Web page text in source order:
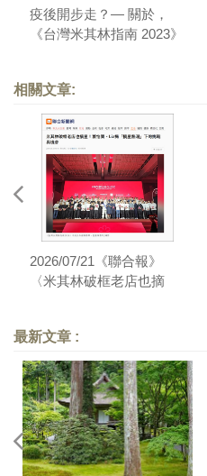
疫後開步走？— 關於，
《台灣米其林指南 2023》
相關文章:
2026/07/21《聯合報》
〈米其林破框老店也摘
最新文章 :